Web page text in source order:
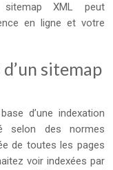
XML peut
en ligne et votre
sitemap
d’une indexation
selon des normes
de toutes les pages
voir indexées par